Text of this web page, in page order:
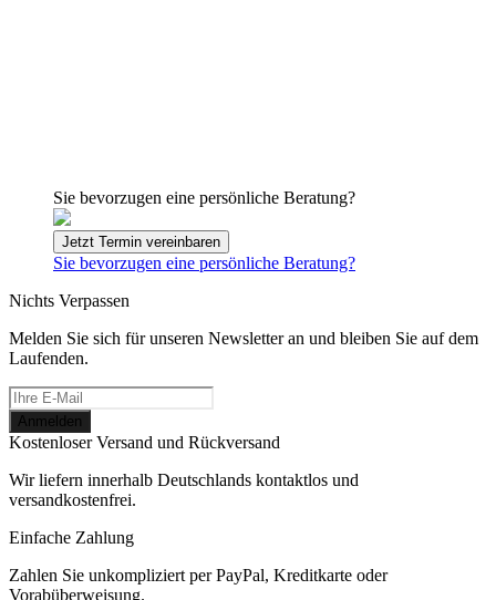
Sie bevorzugen eine persönliche Beratung?
Jetzt Termin vereinbaren
Sie bevorzugen eine persönliche Beratung?
Nichts Verpassen
Melden Sie sich für unseren Newsletter an und bleiben Sie auf dem
Laufenden.
Kostenloser Versand und Rückversand
Wir liefern innerhalb Deutschlands kontaktlos und
versandkostenfrei.
Einfache Zahlung
Zahlen Sie unkompliziert per PayPal, Kreditkarte oder
Vorabüberweisung.